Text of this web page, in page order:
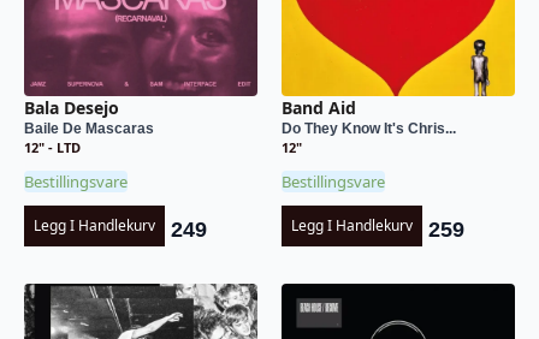
Bala Desejo
Baile De Mascaras
12" - LTD
Bestillingsvare
Legg I Handlekurv 249
Band Aid
Do They Know It's Chris...
12"
Bestillingsvare
Legg I Handlekurv 259